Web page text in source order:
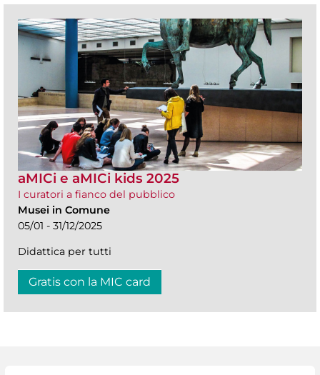
aMICi e aMICi kids 2025
I curatori a fianco del pubblico
Musei in Comune
05/01 - 31/12/2025
Didattica per tutti
Gratis con la MIC card